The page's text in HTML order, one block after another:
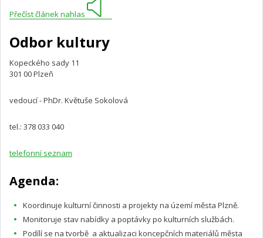
Přečíst článek nahlas
Odbor kultury
Kopeckého sady 11
301 00 Plzeň
vedoucí - PhDr. Květuše Sokolová
tel.: 378 033 040
telefonní seznam
Agenda:
Koordinuje kulturní činnosti a projekty na území města Plzně.
Monitoruje stav nabídky a poptávky po kulturních službách.
Podílí se na tvorbě a aktualizaci koncepčních materiálů města